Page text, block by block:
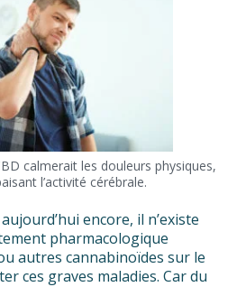
calmerait les douleurs physiques,
l’activité cérébrale.
encore, il n’existe
pharmacologique
autres cannabinoïdes sur le
ces graves maladies. Car du